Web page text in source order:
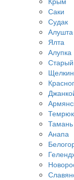
Саки
Судак
Алушта
Ялта
Алупка
Темрюк
Тамань
Анапа